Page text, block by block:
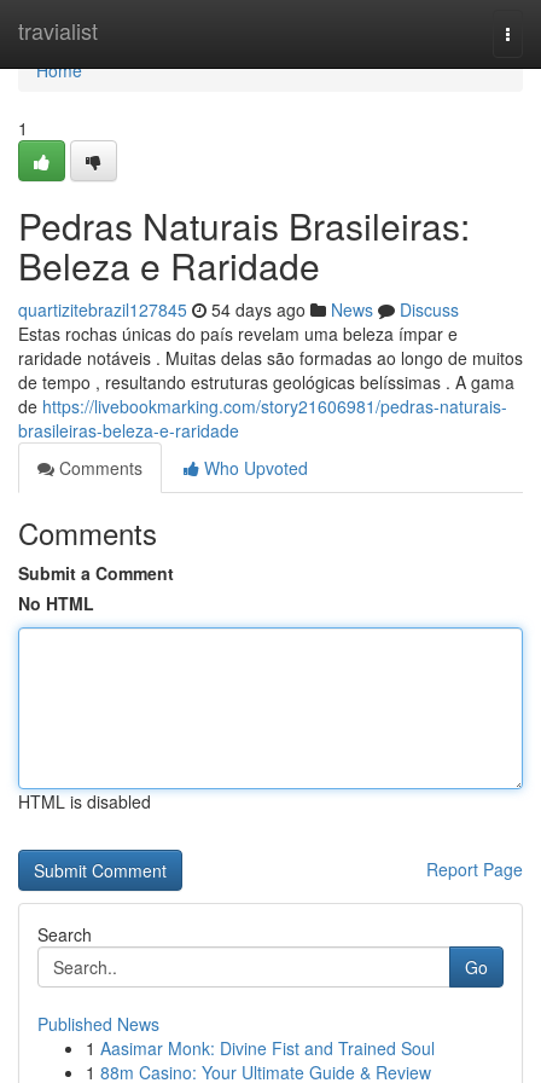
travialist
Home
Home
1
Pedras Naturais Brasileiras:
Beleza e Raridade
quartizitebrazil127845 54 days ago News
Discuss
Estas rochas únicas do país revelam uma beleza ímpar e
raridade notáveis . Muitas delas são formadas ao longo de muitos
de tempo , resultando estruturas geológicas belíssimas . A gama
de https://livebookmarking.com/story21606981/pedras-naturais-
brasileiras-beleza-e-raridade
Comments
Who Upvoted
Comments
Submit a Comment
No HTML
HTML is disabled
Report Page
Search
Go
Published News
1 Aasimar Monk: Divine Fist and Trained Soul
1 88m Casino: Your Ultimate Guide & Review